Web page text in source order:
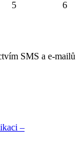
5 6
SMS a e-mailů
–